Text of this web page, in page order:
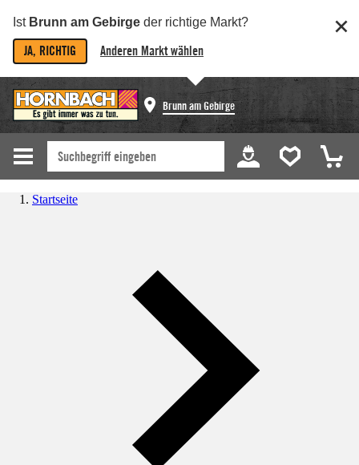
Ist Brunn am Gebirge der richtige Markt?
JA, RICHTIG Anderen Markt wählen
Brunn am Gebirge
Startseite